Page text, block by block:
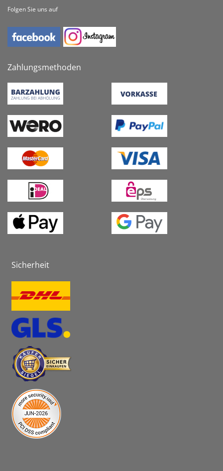
Folgen Sie uns auf
Zahlungsmethoden
Sicherheit